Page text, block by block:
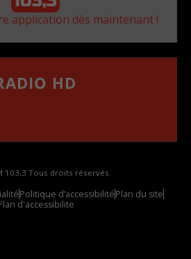
application dès maintenant !
HD
103,3 Tous droits réservés.
Politique d’accessibilitéPlan du site
d'accessibilite